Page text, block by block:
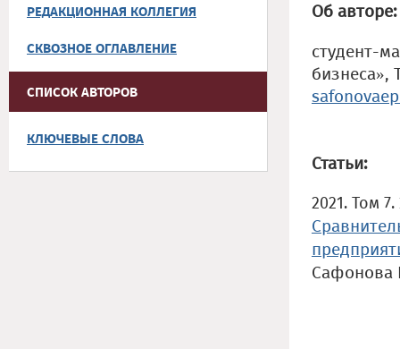
РЕДАКЦИОННАЯ КОЛЛЕГИЯ
СКВОЗНОЕ ОГЛАВЛЕНИЕ
СПИСОК АВТОРОВ
КЛЮЧЕВЫЕ СЛОВА
Об авторе:
студент-
бизнеса»,
Статьи:
2021. Том
Сафонова